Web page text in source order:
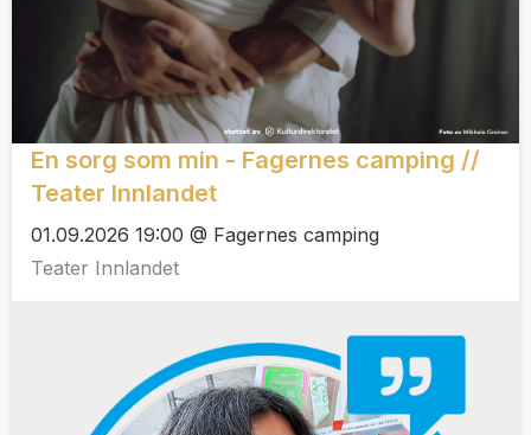
En sorg som min - Fagernes camping //
Teater Innlandet
01.09.2026 19:00 @ Fagernes camping
Teater Innlandet